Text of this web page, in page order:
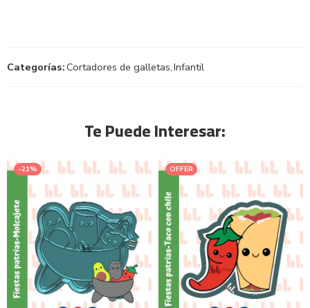
Categorías:Cortadores de galletas,Infantil
Te Puede Interesar:
-21% OFFER